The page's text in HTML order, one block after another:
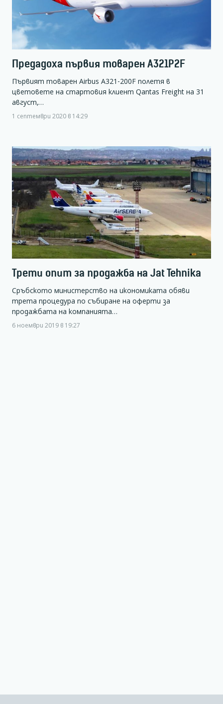
Предадоха първия товарен A321P2F
Първият товарен Airbus A321-200F полетя в
цветовете на стартовия клиент Qantas Freight на 31
август,…
1 септември 2020 в 14:29
Трети опит за продажба на Jat Tehnika
Сръбското министерство на икономиката обяви
трета процедура по събиране на оферти за
продажбата на компанията…
6 ноември 2019 в 19:27